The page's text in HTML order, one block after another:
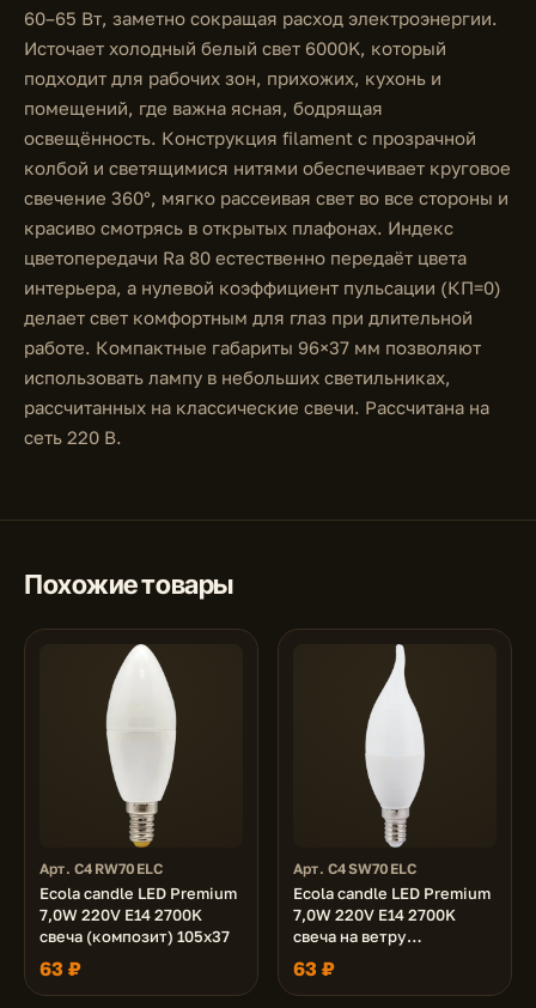
60–65 Вт, заметно сокращая расход электроэнергии.
Источает холодный белый свет 6000K, который
подходит для рабочих зон, прихожих, кухонь и
помещений, где важна ясная, бодрящая
освещённость. Конструкция filament с прозрачной
колбой и светящимися нитями обеспечивает круговое
свечение 360°, мягко рассеивая свет во все стороны и
красиво смотрясь в открытых плафонах. Индекс
цветопередачи Ra 80 естественно передаёт цвета
интерьера, а нулевой коэффициент пульсации (КП=0)
делает свет комфортным для глаз при длительной
работе. Компактные габариты 96×37 мм позволяют
использовать лампу в небольших светильниках,
рассчитанных на классические свечи. Рассчитана на
сеть 220 В.
Похожие товары
Арт. C4RW70ELC
Ecola candle LED Premium
7,0W 220V E14 2700K
свеча (композит) 105x37
63 ₽
Арт. C4SW70ELC
Ecola candle LED Premium
7,0W 220V E14 2700K
свеча на ветру
(композит) 130x37
63 ₽